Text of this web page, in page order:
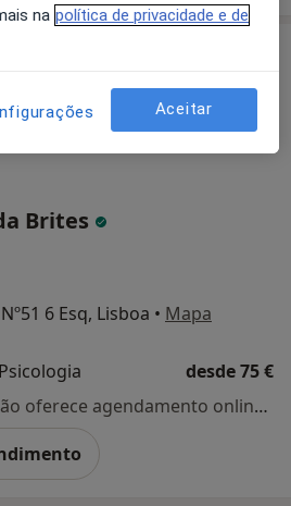
Brites
6 Esq, Lisboa • Mapa
desde 75 €
Esse especialista não oferece agendamento online para esse endereço.
na política de privacidade e de
Aceitar